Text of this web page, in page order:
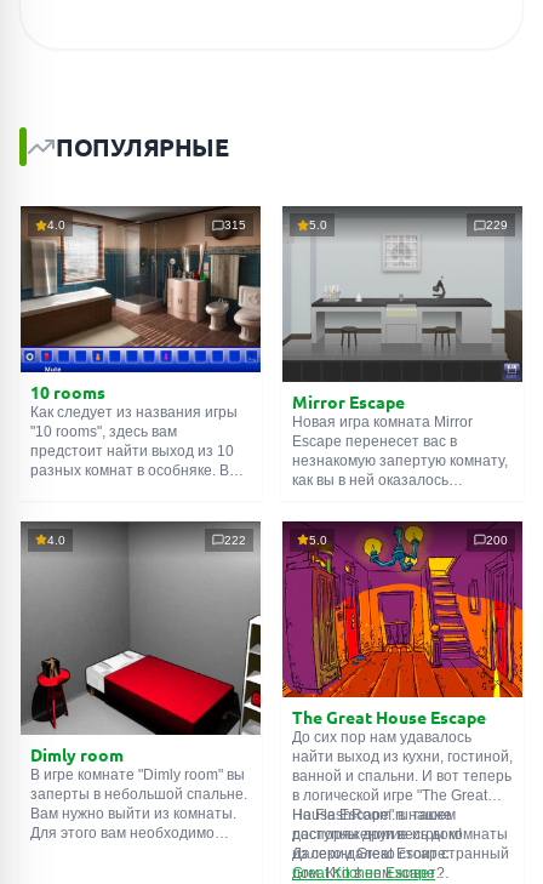
ПОПУЛЯРНЫЕ
4.0 315
10 rooms
Как следует из названия игры
"10 rooms", здесь вам
предстоит найти выход из 10
разных комнат в особняке. В
их, чтобы выйти. Выход из
одной комнаты является
5.0 229
Mirror Escape
Новая игра комната Mirror
Escape перенесет вас в
незнакомую запертую комнату,
как вы в ней оказалось
смекалки попробуйте решить
все, приготовленные авторами
для вас, головоломки и найти
выход на свободу.
Внимательно осмотрите
помещение, возможно вы
сможете найти какие-нибудь
подсказки. Желаем удачи!
4.0 222
Dimly room
В игре комнате "Dimly room" вы
заперты в небольшой спальне.
Вам нужно выйти из комнаты.
Для этого вам необходимо
5.0 200
The Great House Escape
До сих пор нам удавалось
найти выход из кухни, гостиной,
ванной и спальни. И вот теперь
в логической игре "The Great
House Escape" в нашем
распоряжении весь дом!
Далеко-далеко стоит странный
дом. Кто в нем живет?
На FlashRoom.ru также
доступны другие игры комнаты
из серии Great Escape:
Great Kitchen Escape